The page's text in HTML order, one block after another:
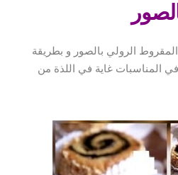
الرولي بالصور و بطريقة
المناسبات غاية في اللذة من